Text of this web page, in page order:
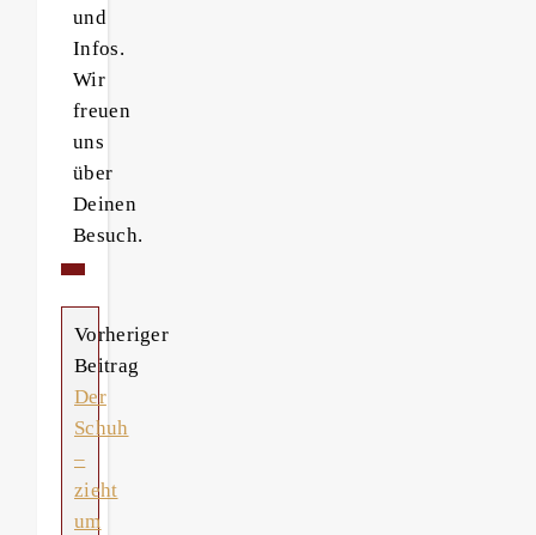
und
Infos.
Wir
freuen
uns
über
Deinen
Besuch.
Vorheriger
Beitrag
Der
Schuh
–
zieht
um